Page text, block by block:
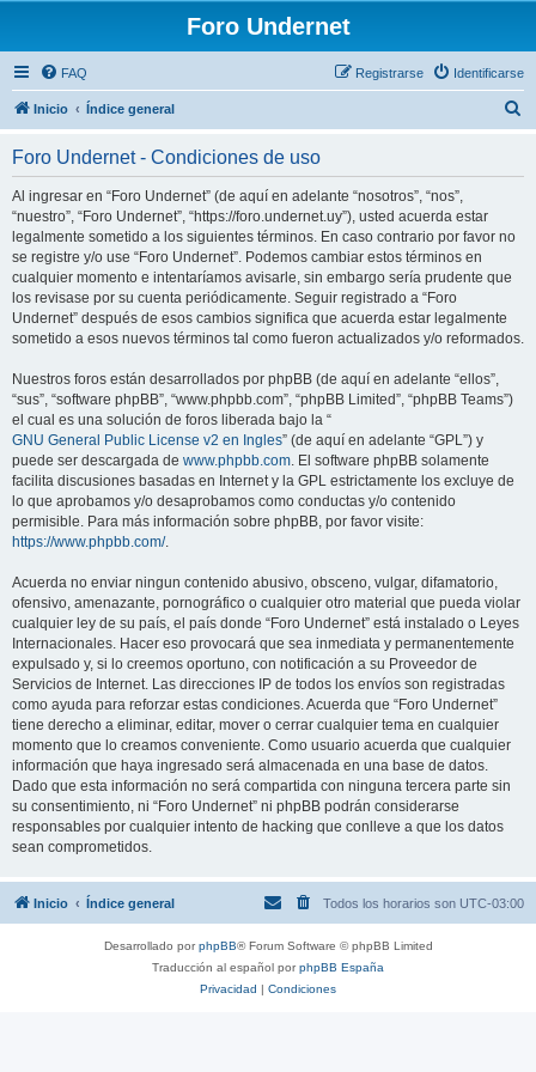
Foro Undernet
FAQ Identificarse
Registrarse
Inicio Índice general
Foro Undernet - Condiciones de uso
Al ingresar en “Foro Undernet” (de aquí en adelante “nosotros”, “nos”,
“nuestro”, “Foro Undernet”, “https://foro.undernet.uy”), usted acuerda estar
legalmente sometido a los siguientes términos. En caso contrario por favor no
se registre y/o use “Foro Undernet”. Podemos cambiar estos términos en
cualquier momento e intentaríamos avisarle, sin embargo sería prudente que
los revisase por su cuenta periódicamente. Seguir registrado a “Foro
Undernet” después de esos cambios significa que acuerda estar legalmente
sometido a esos nuevos términos tal como fueron actualizados y/o reformados.
Nuestros foros están desarrollados por phpBB (de aquí en adelante “ellos”,
“sus”, “software phpBB”, “www.phpbb.com”, “phpBB Limited”, “phpBB Teams”)
el cual es una solución de foros liberada bajo la “
GNU General Public License v2 en Ingles” (de aquí en adelante “GPL”) y
puede ser descargada de www.phpbb.com. El software phpBB solamente
facilita discusiones basadas en Internet y la GPL estrictamente los excluye de
lo que aprobamos y/o desaprobamos como conductas y/o contenido
permisible. Para más información sobre phpBB, por favor visite:
https://www.phpbb.com/.
Acuerda no enviar ningun contenido abusivo, obsceno, vulgar, difamatorio,
ofensivo, amenazante, pornográfico o cualquier otro material que pueda violar
cualquier ley de su país, el país donde “Foro Undernet” está instalado o Leyes
Internacionales. Hacer eso provocará que sea inmediata y permanentemente
expulsado y, si lo creemos oportuno, con notificación a su Proveedor de
Servicios de Internet. Las direcciones IP de todos los envíos son registradas
como ayuda para reforzar estas condiciones. Acuerda que “Foro Undernet”
tiene derecho a eliminar, editar, mover o cerrar cualquier tema en cualquier
momento que lo creamos conveniente. Como usuario acuerda que cualquier
información que haya ingresado será almacenada en una base de datos.
Dado que esta información no será compartida con ninguna tercera parte sin
su consentimiento, ni “Foro Undernet” ni phpBB podrán considerarse
responsables por cualquier intento de hacking que conlleve a que los datos
sean comprometidos.
Inicio Índice general Todos los horarios son UTC-03:00
Desarrollado porphpBB® Forum Software © phpBB Limited
Traducción al español porphpBB España
Privacidad | Condiciones